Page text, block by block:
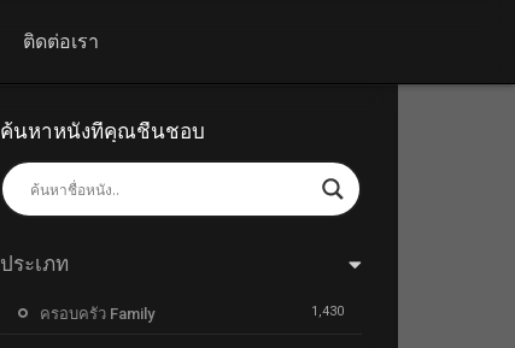
ติดต่อเรา
ค้นหาหนังที่คุณชื่นชอบ
ประเภท
ครอบครัว Family 1,430